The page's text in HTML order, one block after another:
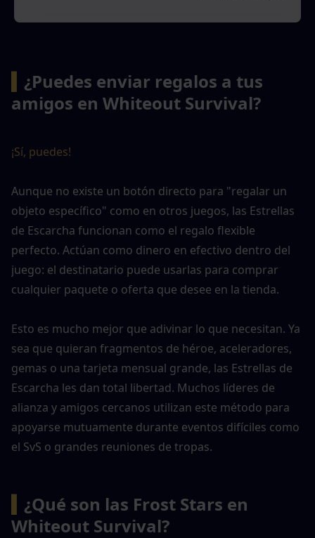
¿Puedes enviar regalos a tus
amigos en Whiteout Survival?
¡Sí, puedes!
Aunque no existe un botón directo para "regalar un
objeto específico" como en otros juegos, las Estrellas
de Escarcha funcionan como el regalo flexible
perfecto. Actúan como dinero en efectivo dentro del
juego: el destinatario puede usarlas para comprar
cualquier paquete o oferta que desee en la tienda.
Esto es mucho mejor que adivinar lo que necesitan. Ya
sea que quieran fragmentos de héroe, aceleradores,
gemas o una tarjeta mensual grande, las Estrellas de
Escarcha les dan total libertad. Muchos líderes de
alianza y amigos cercanos utilizan este método para
apoyarse mutuamente durante eventos difíciles como
el SvS o grandes reuniones de tropas.
¿Qué son las Frost Stars en
Whiteout Survival?